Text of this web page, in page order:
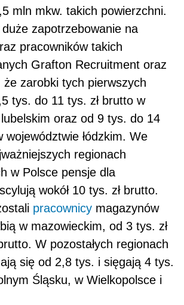
mln mkw. takich powierzchni.
duże zapotrzebowanie na
pracowników takich
Grafton Recruitment oraz
że zarobki tych pierwszych
tys. do 11 tys. zł brutto w
oraz od 9 tys. do 14
województwie łódzkim. We
regionach
w Polsce pensje dla
wokół 10 tys. zł brutto.
pracownicy magazynów
w mazowieckim, od 3 tys. zł
W pozostałych regionach
się od 2,8 tys. i sięgają 4 tys.
Śląsku, w Wielkopolsce i